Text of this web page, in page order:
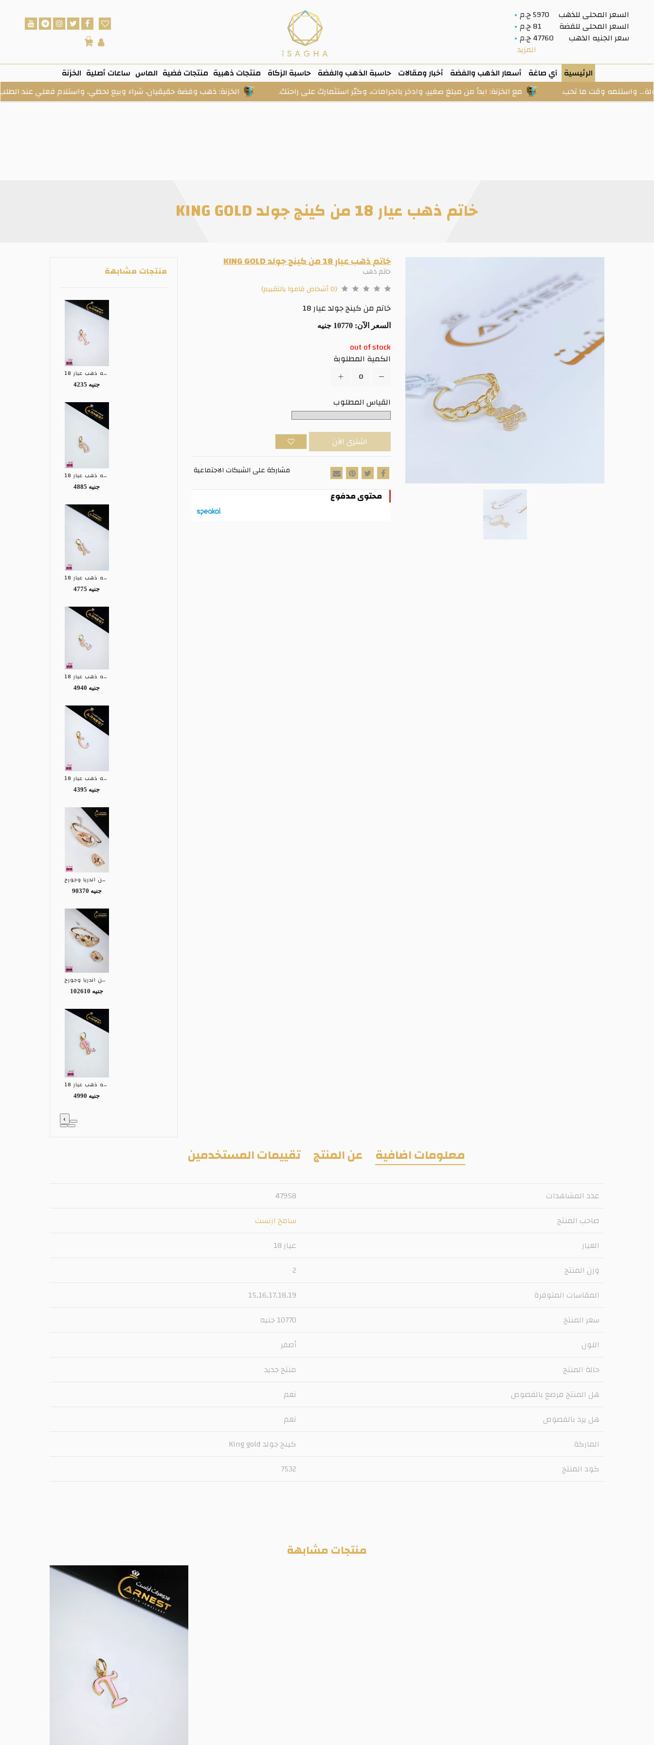
السعر المحلى للذهب
5970 ج.م
السعر المحلى للفضة
81 ج.م
سعر الجنيه الذهب
47760 ج.م
المزيد
0
الرئيسية آي صاغة أسعار الذهب والفضة أخبار ومقالات حاسبة الذهب والفضة حاسبة الزكاة منتجات ذهبية منتجات فضية الماس ساعات أصلية الخزنة
الخزنة: ذهب وفضة حقيقيان، شراء وبيع لحظي، واستلام فعلي عند الطلب.
مع الخزنة: ابدأ من مبلغ صغير، وادخر بالجرامات، وكبّر استثمارك على راحتك. وقت ما تحب.
خاتم ذهب عيار 18 من كينج جولد KING GOLD
خاتم ذهب عيار 18 من كينج جولد KING GOLD
خاتم ذهب
(0 أشخاص قاموا بالتقييم)
خاتم من كينج جولد عيار 18
السعر الآن:
out of stock
الكمية المطلوبة
القياس المطلوب
اشترى الآن
مشاركة على الشبكات الاجتماعية
محتوى مدفوع
منتجات مشابهة
تعليقه ذهب عيار 18
4235 جنيه
تعليقه ذهب عيار 18
4885 جنيه
تعليقه ذهب عيار 18
4775 جنيه
تعليقه ذهب عيار 18
4940 جنيه
تعليقه ذهب عيار 18
4395 جنيه
نصف طقم ذهب عيار 21 من اندريا وجورج ANDREA&GEORGE
90370 جنيه
نصف طقم ذهب عيار 21 من اندريا وجورج ANDREA&GEORGE
102610 جنيه
تعليقه ذهب عيار 18
4990 جنيه
‹
معلومات اضافية عن المنتج تقييمات المستخدمين
عدد المشاهدات
47958
صاحب المنتج
سامح ارنست
العيار
عيار 18
وزن المنتج
2
المقاسات المتوفرة
15,16,17,18,19
سعر المنتج
10770 جنيه
اللون
أصفر
حالة المنتج
منتج جديد
هل المنتج مرصع بالفصوص
نعم
هل يرد بالفصوص
نعم
الماركة
كينج جولد King gold
كود المنتج
7532
منتجات مشابهة